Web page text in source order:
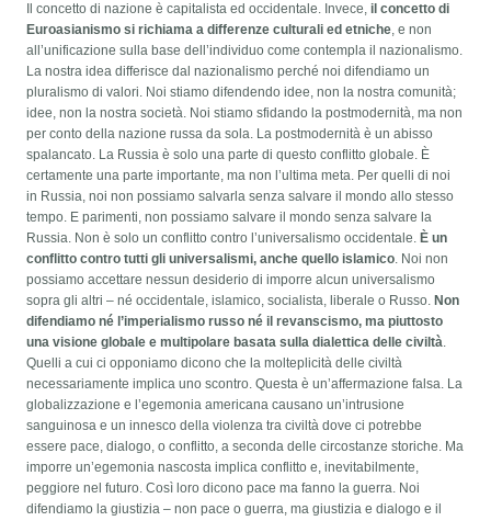
Il concetto di nazione è capitalista ed occidentale. Invece, il concetto di
Euroasianismo si richiama a differenze culturali ed etniche, e non
all’unificazione sulla base dell’individuo come contempla il nazionalismo.
La nostra idea differisce dal nazionalismo perché noi difendiamo un
pluralismo di valori. Noi stiamo difendendo idee, non la nostra comunità;
idee, non la nostra società. Noi stiamo sfidando la postmodernità, ma non
per conto della nazione russa da sola. La postmodernità è un abisso
spalancato. La Russia è solo una parte di questo conflitto globale. È
certamente una parte importante, ma non l’ultima meta. Per quelli di noi
in Russia, noi non possiamo salvarla senza salvare il mondo allo stesso
tempo. E parimenti, non possiamo salvare il mondo senza salvare la
Russia. Non è solo un conflitto contro l’universalismo occidentale. È un
conflitto contro tutti gli universalismi, anche quello islamico. Noi non
possiamo accettare nessun desiderio di imporre alcun universalismo
sopra gli altri – né occidentale, islamico, socialista, liberale o Russo. Non
difendiamo né l’imperialismo russo né il revanscismo, ma piuttosto
una visione globale e multipolare basata sulla dialettica delle civiltà.
Quelli a cui ci opponiamo dicono che la molteplicità delle civiltà
necessariamente implica uno scontro. Questa è un’affermazione falsa. La
globalizzazione e l’egemonia americana causano un’intrusione
sanguinosa e un innesco della violenza tra civiltà dove ci potrebbe
essere pace, dialogo, o conflitto, a seconda delle circostanze storiche. Ma
imporre un’egemonia nascosta implica conflitto e, inevitabilmente,
peggiore nel futuro. Così loro dicono pace ma fanno la guerra. Noi
difendiamo la giustizia – non pace o guerra, ma giustizia e dialogo e il